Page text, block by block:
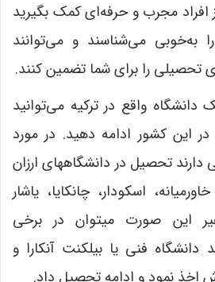
افراد مجرب و حرفه‌ای کمک بگیرید
به‌خوبی می‌شناسند و می‌توانند
تحصیلی را برای شما تضمین کنند.
دانشگاه واقع در ترکیه می‌توانید
این کشور ادامه دهید. در مورد
تحصیل در دانشگاههای ارزان
اسکودار، چانکایا، یاشار
این صورت میتوان در برخی
دانشگاه فنی یا بیلکنت آنکارا و
اخذ نمود و ادامه تحصیل داد.